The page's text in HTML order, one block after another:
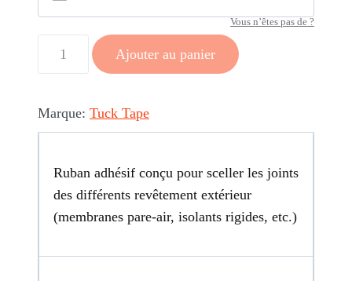
Vous n’êtes pas de ?
de
revêtement
construction
Ajouter au panier
Marque: Tuck Tape
Ruban adhésif conçu pour sceller les joints
des différents revêtement extérieur
(membranes pare-air, isolants rigides, etc.)